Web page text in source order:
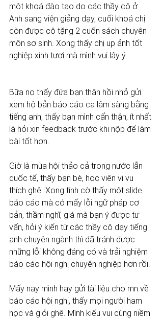
một khoá đào tạo do các thầy cô ở
Anh sang viện giảng dạy, cuối khoá chị
còn được cô tặng 2 cuốn sách chuyên
môn sơ sinh. Xong thấy chị up ảnh tốt
nghiệp xinh tươi mà mình vui lây ý.
Bữa nọ thấy đứa bạn thân hồi nhỏ gửi
xem hộ bản báo cáo ca lâm sàng bằng
tiếng anh, thấy bạn mình cẩn thận, ít nhất
là hỏi xin feedback trước khi nộp để làm
bài tốt hơn.
Giờ là mùa hội thảo cả trong nước lẫn
quốc tế, thấy bạn bè, học viên vi vu
thích ghê. Xong tình cờ thấy một slide
báo cáo mà có mấy lỗi ngữ pháp cơ
bản, thầm nghĩ, giá mà bạn ý được tư
vấn, hỏi ý kiến từ các thầy cô dạy tiếng
anh chuyên ngành thì đã tránh được
những lỗi không đáng có và trải nghiệm
báo cáo hội nghị chuyên nghiệp hơn rồi.
Mấy nay mình hay gửi tài liệu cho mn về
báo cáo hội nghị, thấy mọi người ham
học và giỏi ghê. Mình kiểu vui cùng niềm